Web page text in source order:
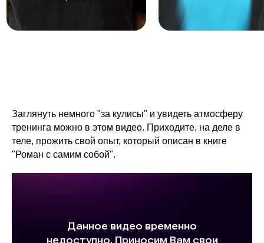
Заглянуть немного "за кулисы" и увидеть атмосферу
тренинга можно в этом видео. Приходите, на деле в
теле, прожить свой опыт, который описан в книге
"Роман с самим собой".